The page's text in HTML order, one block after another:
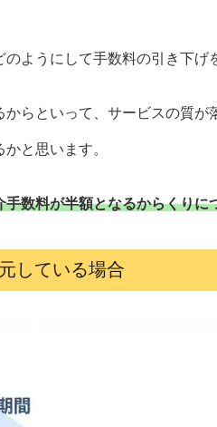
ようにして手数料の引き下げ
からといって、サービスの質
と思います。
数料が半額となるからくりに
している場合